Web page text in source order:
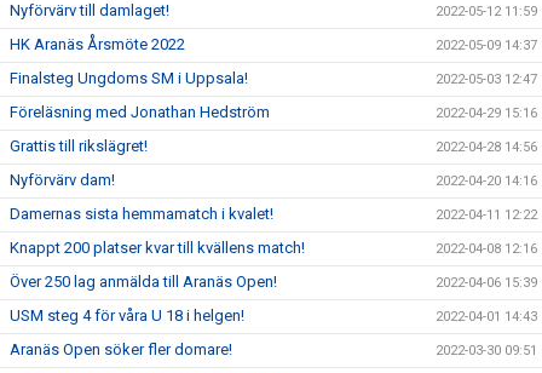
Nyförvärv till damlaget! 2022-05-12 11:59
HK Aranäs Årsmöte 2022 2022-05-09 14:37
Finalsteg Ungdoms SM i Uppsala! 2022-05-03 12:47
Föreläsning med Jonathan Hedström 2022-04-29 15:16
Grattis till rikslägret! 2022-04-28 14:56
Nyförvärv dam! 2022-04-20 14:16
Damernas sista hemmamatch i kvalet! 2022-04-11 12:22
Knappt 200 platser kvar till kvällens match! 2022-04-08 12:16
Över 250 lag anmälda till Aranäs Open! 2022-04-06 15:39
USM steg 4 för våra U 18 i helgen! 2022-04-01 14:43
Aranäs Open söker fler domare! 2022-03-30 09:51